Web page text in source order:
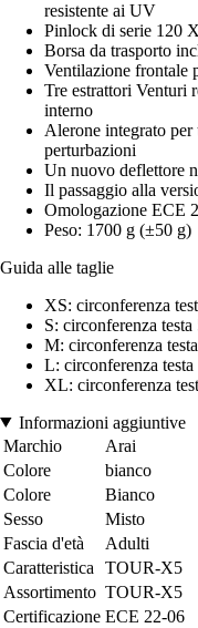
resistente ai UV
Pinlock di serie 120
Borsa da trasporto
Ventilazione frontale
Tre estrattori Venturi
interno
Alerone integrato
perturbazioni
Un nuovo deflettore
Il passaggio alla
Omologazione ECE
Peso: 1700 g (±50 g)
Guida alle taglie
XS: circonferenza
S: circonferenza
M: circonferenza
L: circonferenza
XL: circonferenza
Informazioni aggiuntive
Marchio
Arai
Colore
bianco
Colore
Bianco
Sesso
Misto
Fascia d'età
Adulti
Caratteristica
TOUR-X5
Assortimento TOUR-X5
Certificazione ECE 22-06